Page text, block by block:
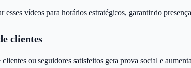
esses vídeos para horários estratégicos, garantindo
clientes
ou seguidores satisfeitos gera prova social e